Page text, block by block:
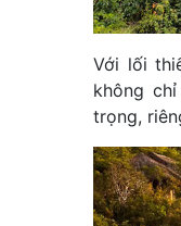
Với lối
không
trọng,